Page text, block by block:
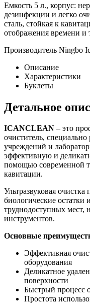
Емкость 5 л., корпус:
дезинфекции и легко
сталь, стойкая к
отображения времени и
Производитель Ningbo
Описание
Характеристики
Буклеты
Детальное
ICANCLEAN – это
очиститель,
учреждений и
эффективную и
помощью современной
кавитации.
Ультразвуковая очистка
биологические остатки
труднодоступных мест,
инструментов.
Основные
Эффективная
оборудования
Деликатное
поверхности
Быстрый процесс
Простота